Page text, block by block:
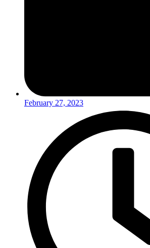
February 27, 2023